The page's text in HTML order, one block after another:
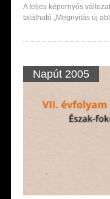
A teljes képernyős
található „Megnyitás új
Napút 2005